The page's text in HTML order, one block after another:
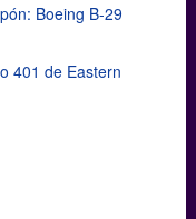
Boeing B-29
401 de Eastern